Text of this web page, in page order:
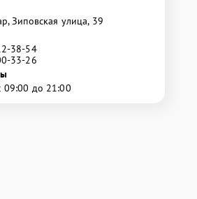
Зиповская улица, 39
38-54
33-26
09:00 до 21:00